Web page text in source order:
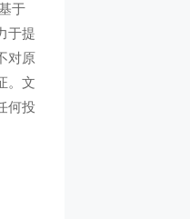
于
于提
对原
。文
何投